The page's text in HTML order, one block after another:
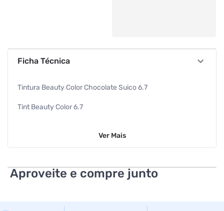
Ficha Técnica
Tintura Beauty Color Chocolate Suico 6.7
Tint Beauty Color 6.7
Ver Mais
Aproveite e compre junto